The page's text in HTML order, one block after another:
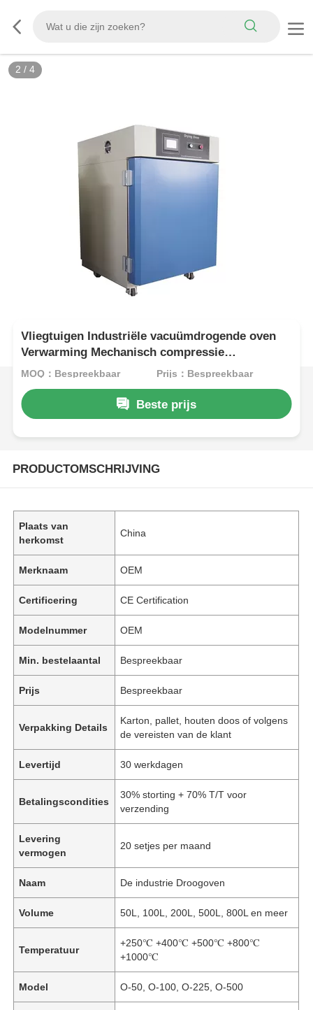
2 / 4
Vliegtuigen Industriële vacuümdrogende oven
Verwarming Mechanisch compressie
koelsysteem
MOQ：Bespreekbaar Prijs：Bespreekbaar
Beste prijs
PRODUCTOMSCHRIJVING
Plaats van
herkomst
China
Merknaam OEM
Certificering CE Certification
Modelnummer OEM
Min. bestelaantal Bespreekbaar
Prijs Bespreekbaar
Verpakking Details
Karton, pallet, houten doos of volgens
de vereisten van de klant
Levertijd 30 werkdagen
Betalingscondities
30% storting + 70% T/T voor
verzending
Levering
vermogen
20 setjes per maand
Naam De industrie Droogoven
Volume 50L, 100L, 200L, 500L, 800L en meer
Temperatuur
+250℃ +400℃ +500℃ +800℃
+1000℃
Model O-50, O-100, O-225, O-500